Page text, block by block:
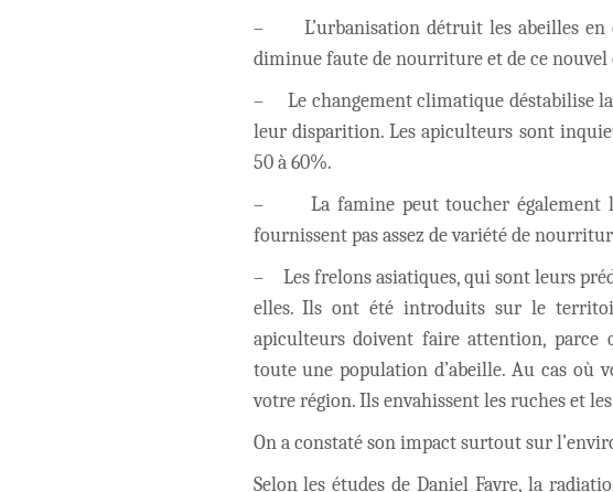
–
L’urbanisation détruit les abeilles
diminue faute de nourriture et de ce
–
Le changement climatique déstabilise
leur disparition. Les apiculteurs sont
50 à 60%.
–
La famine peut toucher également
fournissent pas assez de variété de
–
Les frelons asiatiques, qui sont leurs
elles. Ils ont été introduits sur le
apiculteurs doivent faire attention, parce
toute une population d’abeille. Au cas où
votre région. Ils envahissent les ruches et
On a constaté son impact surtout sur
Selon les études de Daniel Favre, la